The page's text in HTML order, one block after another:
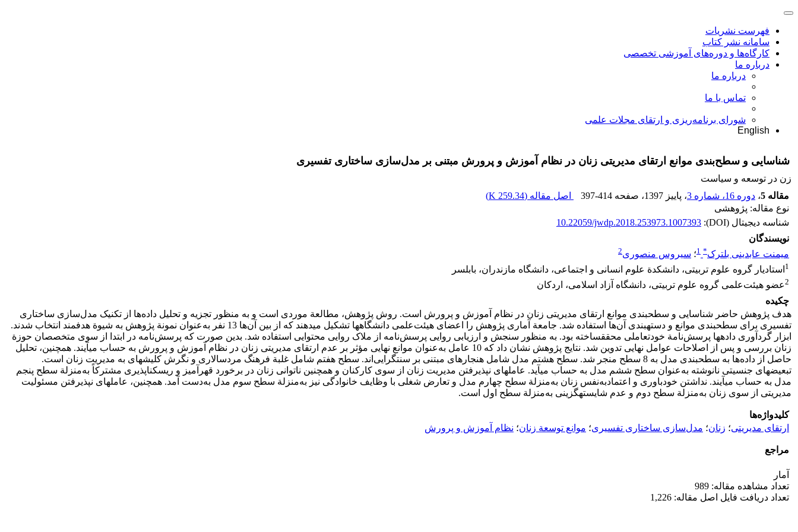
فهرست نشریات
سامانه نشر کتاب
کارگاه‌ها و دوره‌های آموزشی تخصصی
درباره ما
درباره ما
تماس با ما
شورای برنامه‌ریزی و ارتقای مجلات علمی
English
شناسایی و سطح‌بندی موانع ارتقای مدیریتی زنان در نظام آموزش و پرورش مبتنی بر مدل‌سازی ساختاری تفسیری
زن در توسعه و سیاست
مقاله 5
، دوره 16، شماره 3 ، پاییز 1397 ، صفحه 397-414 اصل مقاله (259.34 K
)
نوع مقاله: پژوهشی
شناسه دیجیتال (DOI):
10.22059/jwdp.2018.253973.1007393
نویسندگان
میمنت عابدینی بلترک*
1؛ سیروس منصوری2
1 استادیار گروه علوم تربیتی، دانشکدة علوم انسانی و اجتماعی، دانشگاه مازندران، بابلسر
2عضو هیئت‌علمی گروه علوم تربیتی، دانشگاه آزاد اسلامی، اردکان
چکیده
هدف پژوهش حاضر شناسایی و سطح‏بندی موانع ارتقای مدیریتی زنان در نظام آموزش و پرورش است. روش پژوهش، مطالعة موردی است و به منظور تجزیه و تحلیل داده‌ها از تکنیک مدل‌سازی ساختاری
تفسیری برای سطح‏بندی موانع و دسته‏بندی آن‌ها استفاده شد. جامعة آماری پژوهش را اعضای هیئت‌علمی دانشگاه‏ها تشکیل می‏‏دهند که از بین آن‌ها 13 نفر به‌عنوان نمونة پژوهش به شیوة هدفمند انتخاب شدند.
ابزار گرد‏آوری داده‏ها پرسش‌نامة خود‏تعاملی محقق‏ساخته بود. به منظور سنجش و ارزیابی روایی پرسش‌نامه از ملاک روایی محتوایی استفاده شد. بدین صورت که پرسش‌نامه در ابتدا از سوی متخصصان حوزة
زنان بررسی و پس از اصلاحات عوامل نهایی تدوین شد. نتایج پژوهش نشان داد که 10 عامل به‌عنوان موانع نهایی مؤثر بر عدم ارتقای مدیریتی زنان در نظام آموزش و پرورش به حساب می‏آیند. همچنین، تحلیل
حاصل از داده‌ها به سطح‏بندی مدل به 8 سطح منجر شد. سطح هشتم مدل شامل هنجارهای مبتنی بر سنت‏گرایی‌اند. سطح هفتم شامل غلبة فرهنگ مردسالاری و نگرش کلیشه‏ای به مدیریت زنان است.
تبعیض‏های جنسیتی نانوشته به‌عنوان سطح ششم مدل به حساب می‏آید. عامل‏های نپذیرفتن مدیریت زنان از سوی کارکنان و همچنین ناتوانی زنان در برخورد قهر‏آمیز و ریسک‏ناپذیری مشترکاً به‌منزلة سطح پنجم
مدل به حساب می‏آیند. نداشتن خودباوری و اعتمادبه‌نفس زنان به‌منزلة سطح چهارم مدل و تعارض شغلی با وظایف خانوادگی نیز به‌منزلة سطح سوم مدل به‌دست آمد. همچنین، عامل‏های نپذیرفتن مسئولیت
مدیریتی از سوی زنان به‌منزلة سطح دوم و عدم شایسته‏گزینی به‌منزلة سطح اول است.
کلیدواژه‌ها
ارتقای مدیریتی؛ زنان؛ مدل‌سازی ساختاری تفسیری؛ موانع توسعة زنان؛ نظام آموزش و پرورش
مراجع
آمار
تعداد مشاهده مقاله: 989
تعداد دریافت فایل اصل مقاله: 1,226